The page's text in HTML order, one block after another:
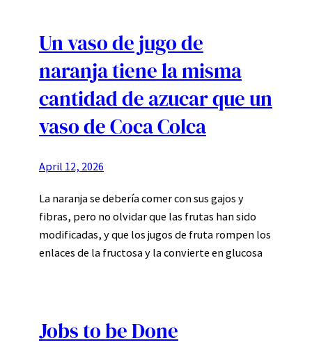
Un vaso de jugo de
naranja tiene la misma
cantidad de azucar que un
vaso de Coca Colca
April 12, 2026
La naranja se debería comer con sus gajos y
fibras, pero no olvidar que las frutas han sido
modificadas, y que los jugos de fruta rompen los
enlaces de la fructosa y la convierte en glucosa
Jobs to be Done